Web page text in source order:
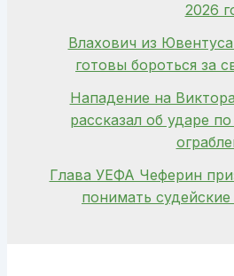
2026
Влахович из
готовы бороться за
Нападение на
рассказал об ударе
Глава УЕФА Чеферин
понимать